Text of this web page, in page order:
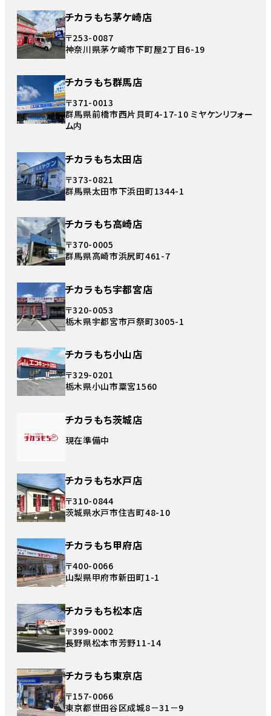
チカラもち茅ケ崎店
〒253-0087
神奈川県茅ケ崎市下町屋2丁目6-19
チカラもち群馬店
〒371-0013
群馬県前橋市西片貝町4-17-10 ミヤケンリフォー
ム内
チカラもち太田店
〒373-0821
群馬県太田市下浜田町1344-1
チカラもち高崎店
〒370-0005
群馬県高崎市浜尻町461-7
チカラもち宇都宮店
〒320-0053
栃木県宇都宮市戸祭町3005-1
チカラもち小山店
〒329-0201
栃木県小山市粟宮1560
チカラもち茨城店
現在準備中
チカラもち水戸店
〒310-0844
茨城県水戸市住吉町48-10
チカラもち甲府店
〒400-0066
山梨県甲府市新田町1-1
チカラもち松本店
〒399-0002
長野県松本市芳野11-14
チカラもち東京店
〒157-0066
東京都世田谷区成城8－31－9